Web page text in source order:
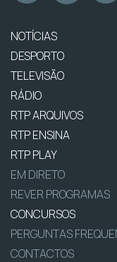
NOTÍCIAS
DESPORTO
TELEVISÃO
RÁDIO
RTP ARQUIVOS
RTP ENSINA
RTP PLAY
EM DIRETO
REVER PROGRAMAS
CONCURSOS
PERGUNTAS
CONTACTOS